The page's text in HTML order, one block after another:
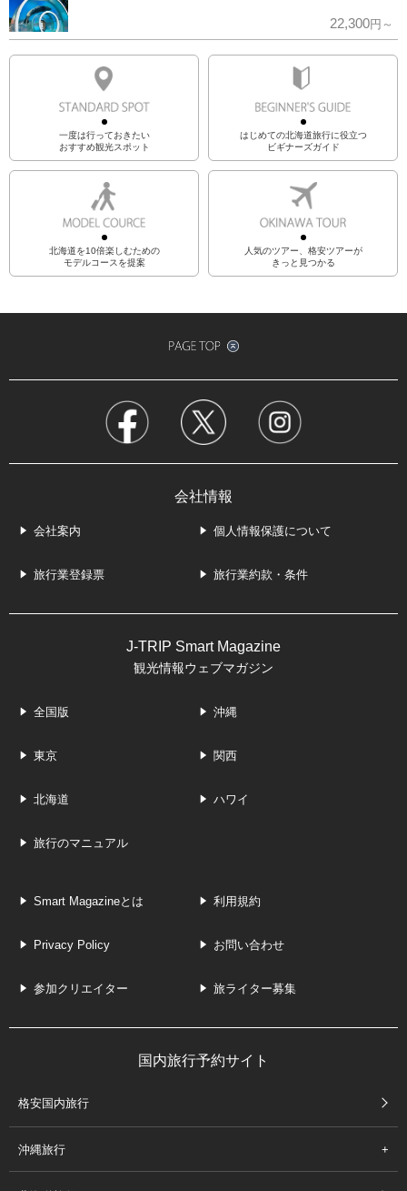
22,300円～
一度は行っておきたい
おすすめ観光スポット
はじめての北海道旅行に役立つ
ビギナーズガイド
北海道を10倍楽しむための
モデルコースを提案
人気のツアー、格安ツアーが
きっと見つかる
会社情報
会社案内 個人情報保護について
旅行業登録票 旅行業約款・条件
J-TRIP Smart Magazine
観光情報ウェブマガジン
全国版 沖縄
東京 関西
北海道 ハワイ
旅行のマニュアル
Smart Magazineとは 利用規約
Privacy Policy お問い合わせ
参加クリエイター 旅ライター募集
国内旅行予約サイト
格安国内旅行
沖縄旅行